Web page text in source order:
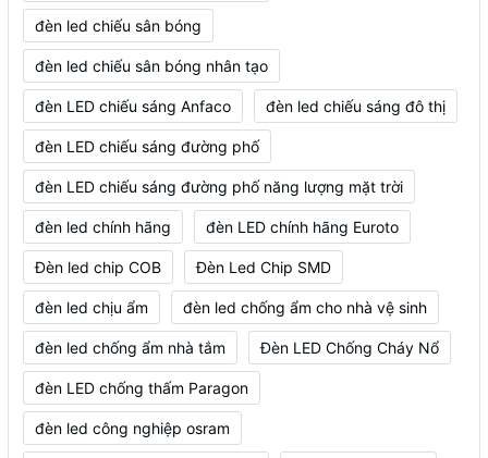
đèn led chiếu sân bóng
đèn led chiếu sân bóng nhân tạo
đèn LED chiếu sáng Anfaco đèn led chiếu sáng đô thị
đèn LED chiếu sáng đường phố
đèn LED chiếu sáng đường phố năng lượng mặt trời
đèn led chính hãng đèn LED chính hãng Euroto
Đèn led chip COB Đèn Led Chip SMD
đèn led chịu ẩm đèn led chống ẩm cho nhà vệ sinh
đèn led chống ẩm nhà tắm Đèn LED Chống Cháy Nổ
đèn LED chống thấm Paragon
đèn led công nghiệp osram